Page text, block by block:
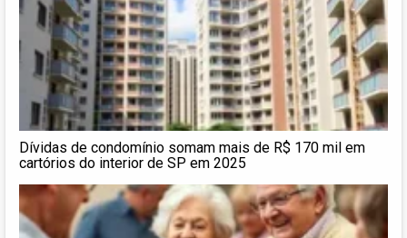
Dívidas de condomínio somam mais de R$ 170 mil em
cartórios do interior de SP em 2025